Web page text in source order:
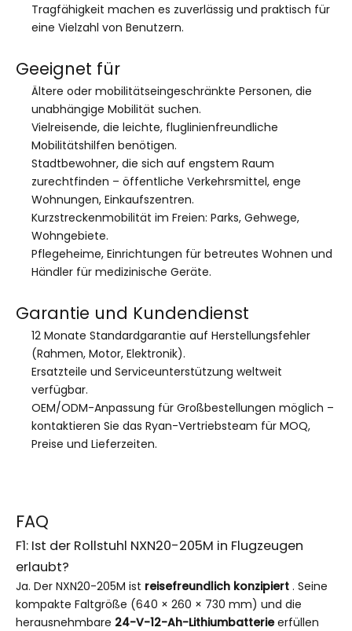
Tragfähigkeit machen es zuverlässig und praktisch für
eine Vielzahl von Benutzern.
Geeignet für
Ältere oder mobilitätseingeschränkte Personen, die
unabhängige Mobilität suchen.
Vielreisende, die leichte, fluglinienfreundliche
Mobilitätshilfen benötigen.
Stadtbewohner, die sich auf engstem Raum
zurechtfinden – öffentliche Verkehrsmittel, enge
Wohnungen, Einkaufszentren.
Kurzstreckenmobilität im Freien: Parks, Gehwege,
Wohngebiete.
Pflegeheime, Einrichtungen für betreutes Wohnen und
Händler für medizinische Geräte.
Garantie und Kundendienst
12 Monate Standardgarantie auf Herstellungsfehler
(Rahmen, Motor, Elektronik).
Ersatzteile und Serviceunterstützung weltweit
verfügbar.
OEM/ODM-Anpassung für Großbestellungen möglich –
kontaktieren Sie das Ryan-Vertriebsteam für MOQ,
Preise und Lieferzeiten.
FAQ
F1: Ist der Rollstuhl NXN20-205M in Flugzeugen
erlaubt?
Ja. Der NXN20-205M ist reisefreundlich konzipiert . Seine
kompakte Faltgröße (640 × 260 × 730 mm) und die
herausnehmbare 24-V-12-Ah-Lithiumbatterieerfüllen